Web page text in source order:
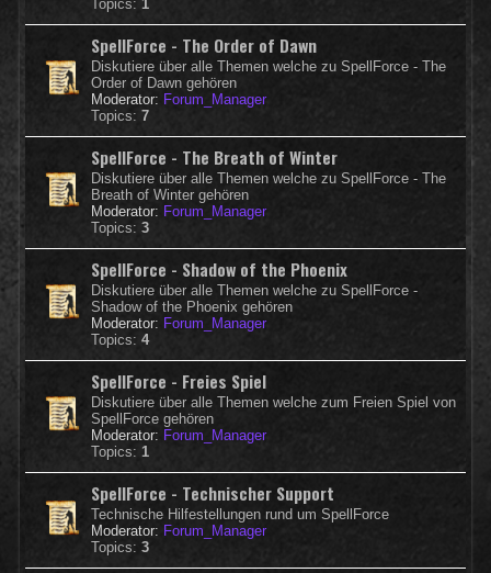
Topics: 1
SpellForce - The Order of Dawn
Diskutiere über alle Themen welche zu SpellForce - The
Order of Dawn gehören
Moderator: Forum_Manager
Topics: 7
SpellForce - The Breath of Winter
Diskutiere über alle Themen welche zu SpellForce - The
Breath of Winter gehören
Moderator: Forum_Manager
Topics: 3
SpellForce - Shadow of the Phoenix
Diskutiere über alle Themen welche zu SpellForce -
Shadow of the Phoenix gehören
Moderator: Forum_Manager
Topics: 4
SpellForce - Freies Spiel
Diskutiere über alle Themen welche zum Freien Spiel von
SpellForce gehören
Moderator: Forum_Manager
Topics: 1
SpellForce - Technischer Support
Technische Hilfestellungen rund um SpellForce
Moderator: Forum_Manager
Topics: 3